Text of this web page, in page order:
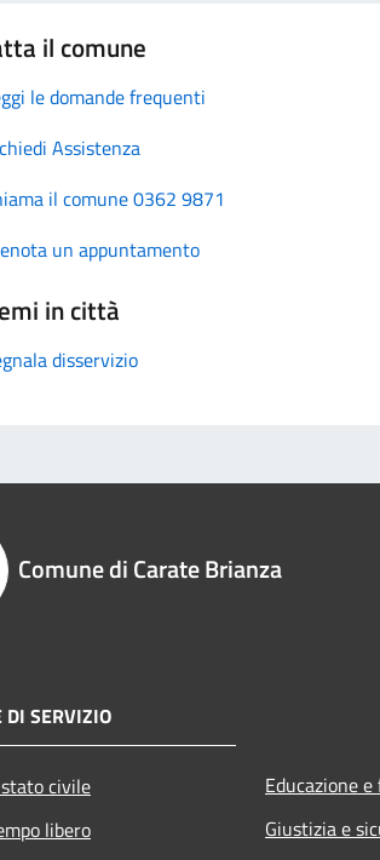
il comune
le domande frequenti
Assistenza
il comune 0362 9871
un appuntamento
in città
disservizio
Comune di Carate Brianza
DI SERVIZIO
civile
libero
Educazione
Giustizia e